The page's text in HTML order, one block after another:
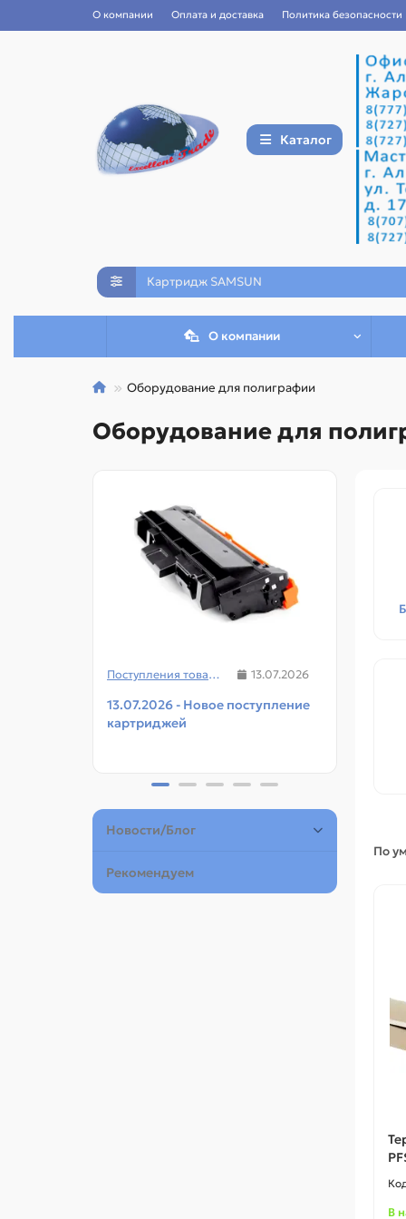
О компании Оплата и доставка Политика безопасности
Каталог
О компании
Оборудование для полиграфии
Оборудование для
Поступления товаров 13.07.2026
13.07.2026 - Новое поступление
картриджей
Новости/Блог
Рекомендуем
По
В